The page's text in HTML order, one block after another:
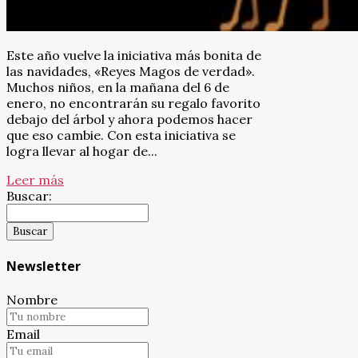
Este año vuelve la iniciativa más bonita de
las navidades, «Reyes Magos de verdad».
Muchos niños, en la mañana del 6 de
enero, no encontrarán su regalo favorito
debajo del árbol y ahora podemos hacer
que eso cambie. Con esta iniciativa se
logra llevar al hogar de...
Leer más
Buscar:
Newsletter
Nombre
Email